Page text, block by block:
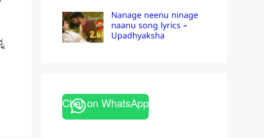
Nanage neenu ninage
naanu song lyrics –
Upadhyaksha
Chat on WhatsApp